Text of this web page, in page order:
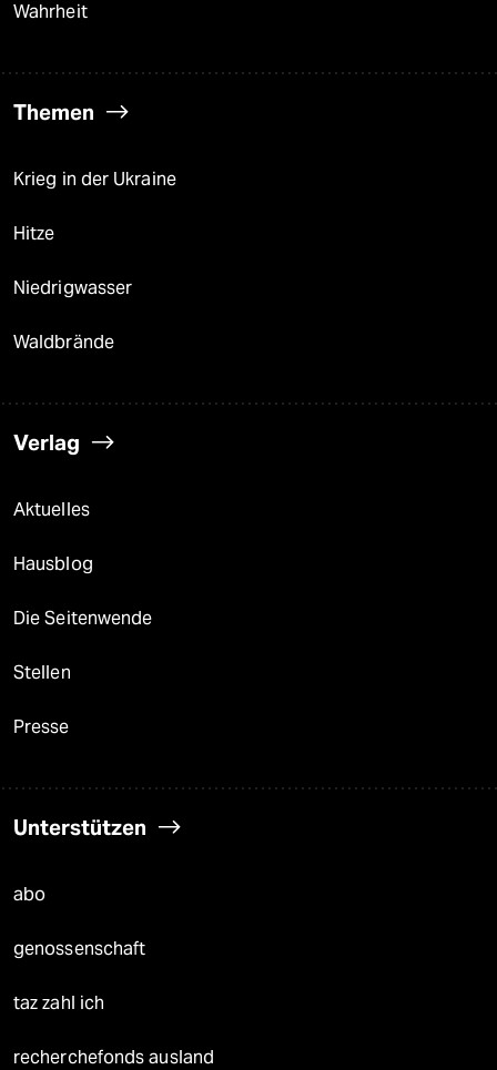
Wahrheit
Themen
Krieg in der Ukraine
Hitze
Niedrigwasser
Waldbrände
Verlag
Aktuelles
Hausblog
Die Seitenwende
Stellen
Presse
Unterstützen
abo
genossenschaft
taz zahl ich
recherchefonds ausland